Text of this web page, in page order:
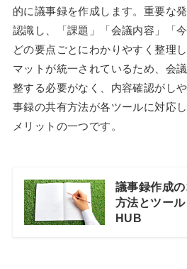
的に議事録を作成します。重要な
認識し、「課題」「会議内容」「
どの要点ごとにわかりやすく整理
マットが統一されているため、会
整する必要がなく、内容確認がし
事録の共有方法が各ツールに対応
メリットの一つです。
議事録作成
方法とツー
HUB